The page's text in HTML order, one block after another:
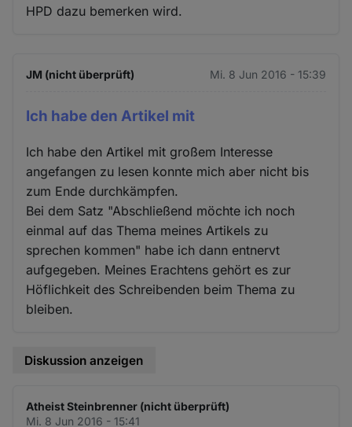
HPD dazu bemerken wird.
JM (nicht überprüft) Mi. 8 Jun 2016 - 15:39
Ich habe den Artikel mit
Ich habe den Artikel mit großem Interesse
angefangen zu lesen konnte mich aber nicht bis
zum Ende durchkämpfen.
Bei dem Satz "Abschließend möchte ich noch
einmal auf das Thema meines Artikels zu
sprechen kommen" habe ich dann entnervt
aufgegeben. Meines Erachtens gehört es zur
Höflichkeit des Schreibenden beim Thema zu
bleiben.
Diskussion anzeigen
Atheist Steinbrenner (nicht überprüft)
Mi. 8 Jun 2016 - 15:41